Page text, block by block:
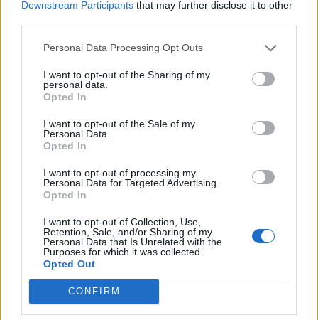
Downstream Participants that may further disclose it to other
Personal Data Processing Opt Outs
I want to opt-out of the Sharing of my
personal data.
Opted In
I want to opt-out of the Sale of my
Personal Data.
Opted In
I want to opt-out of processing my
Personal Data for Targeted Advertising.
Opted In
I want to opt-out of Collection, Use,
Retention, Sale, and/or Sharing of my
Personal Data that Is Unrelated with the
Purposes for which it was collected.
Opted Out
CONFIRM
w pustyni i w puszczy
Napisz recenzję W pustyni i w puszczy
Henryka Sienkiewicza
Kategorie
opracowania
W pustyni i w puszczy - opracowanie
Opis Góry Lindego W pustyni i w puszczy
Dodaj komentarz
Komentarz